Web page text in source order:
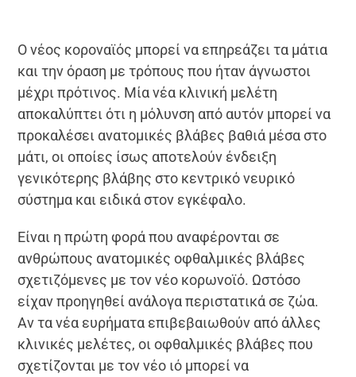
Ο νέος κοροναϊός μπορεί να επηρεάζει τα μάτια
και την όραση με τρόπους που ήταν άγνωστοι
μέχρι πρότινος. Μία νέα κλινική μελέτη
αποκαλύπτει ότι η μόλυνση από αυτόν μπορεί να
προκαλέσει ανατομικές βλάβες βαθιά μέσα στο
μάτι, οι οποίες ίσως αποτελούν ένδειξη
γενικότερης βλάβης στο κεντρικό νευρικό
σύστημα και ειδικά στον εγκέφαλο.
Είναι η πρώτη φορά που αναφέρονται σε
ανθρώπους ανατομικές οφθαλμικές βλάβες
σχετιζόμενες με τον νέο κορωνοϊό. Ωστόσο
είχαν προηγηθεί ανάλογα περιστατικά σε ζώα.
Αν τα νέα ευρήματα επιβεβαιωθούν από άλλες
κλινικές μελέτες, οι οφθαλμικές βλάβες που
σχετίζονται με τον νέο ιό μπορεί να